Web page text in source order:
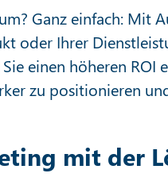
Ganz einfach: Mit
oder Ihrer
einen höheren ROI
zu positionieren
mit der